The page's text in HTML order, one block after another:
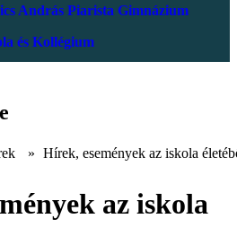
András Piarista Gimnázium
és Kollégium
» Hírek, események az iskola
az iskola